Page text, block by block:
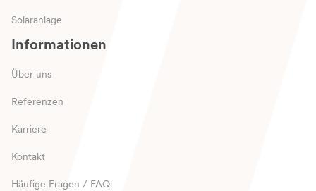
Solaranlage
Informationen
Über uns
Referenzen
Karriere
Kontakt
Häufige Fragen / FAQ